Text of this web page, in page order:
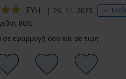
EYH 26. 11. 2025
80/E
εφαρμογή όσο και σε τιμη